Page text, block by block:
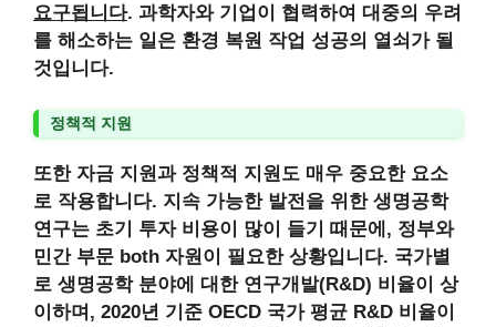
요구됩니다. 과학자와 기업이 협력하여 대중의 우려
를 해소하는 일은 환경 복원 작업 성공의 열쇠가 될
것입니다.
정책적 지원
또한 자금 지원과 정책적 지원도 매우 중요한 요소
로 작용합니다. 지속 가능한 발전을 위한 생명공학
연구는 초기 투자 비용이 많이 들기 때문에, 정부와
민간 부문 both 자원이 필요한 상황입니다. 국가별
로 생명공학 분야에 대한 연구개발(R&D) 비율이 상
이하며, 2020년 기준 OECD 국가 평균 R&D 비율이